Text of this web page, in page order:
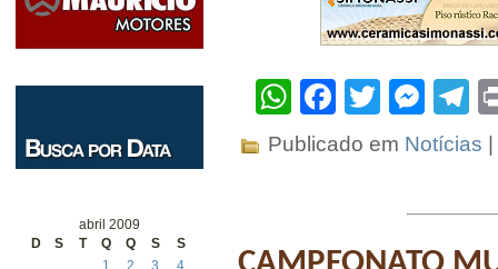
abril 2009
D
S T Q Q S S
WhatsApp
Facebook
Twitter
Publicado em Notícias